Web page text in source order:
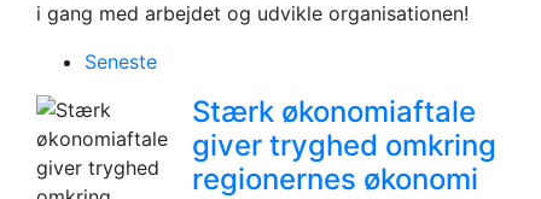
i gang med arbejdet og udvikle organisationen!
Seneste
Stærk økonomiaftale
giver tryghed omkring
regionernes økonomi